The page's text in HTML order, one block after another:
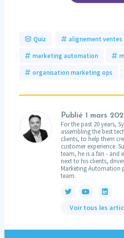
Quiz alignement
marketing automation
organisation marketing ops
Publié 1 mars
For the past 20 years,
assembling the best
clients, to help them
customer experience.
team, he is a fan - and
next to his clients,
Marketing Automation
team.
Voir tous les